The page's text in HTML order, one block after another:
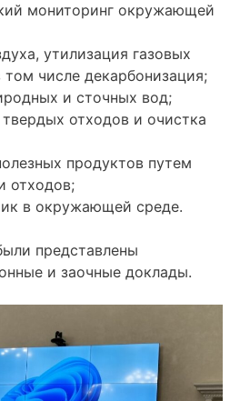
мониторинг окружающей
утилизация газовых
числе декарбонизация;
и сточных вод;
отходов и очистка
продуктов путем
отходов;
в окружающей среде.
представлены
и заочные доклады.